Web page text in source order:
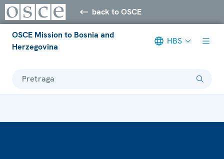
back to OSCE
OSCE Mission to Bosnia and
Herzegovina
HBS
Pretraga